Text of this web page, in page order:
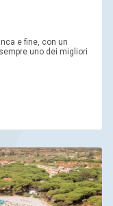
e fine, con un
uno dei migliori